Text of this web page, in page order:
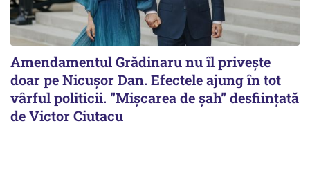
Amendamentul Grădinaru nu îl privește
doar pe Nicușor Dan. Efectele ajung în tot
vârful politicii. ”Mișcarea de șah” desființată
de Victor Ciutacu